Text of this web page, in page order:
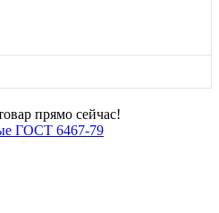
прямо сейчас!
ГОСТ 6467-79